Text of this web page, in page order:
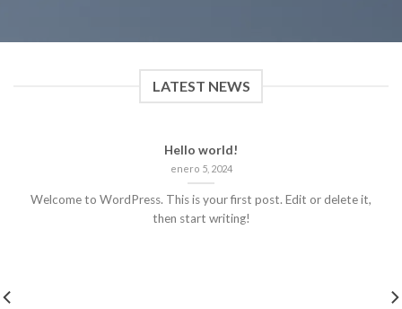
LATEST NEWS
Hello world!
enero 5, 2024
Welcome to WordPress. This is your first post. Edit or delete it,
then start writing!